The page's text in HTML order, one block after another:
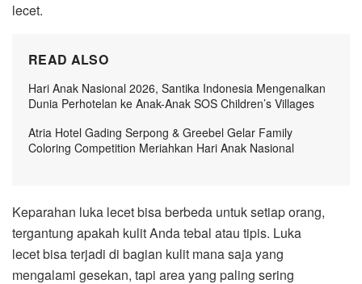
lecet.
READ ALSO
Hari Anak Nasional 2026, Santika Indonesia Mengenalkan
Dunia Perhotelan ke Anak-Anak SOS Children’s Villages
Atria Hotel Gading Serpong & Greebel Gelar Family
Coloring Competition Meriahkan Hari Anak Nasional
Keparahan luka lecet bisa berbeda untuk setiap orang,
tergantung apakah kulit Anda tebal atau tipis. Luka
lecet bisa terjadi di bagian kulit mana saja yang
mengalami gesekan, tapi area yang paling sering